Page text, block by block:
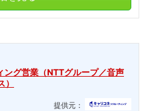
ング営業（NTTグループ／音声
提供元：